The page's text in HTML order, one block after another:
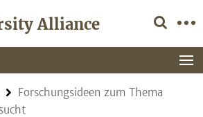
Alliance
Forschungsideen zum Thema